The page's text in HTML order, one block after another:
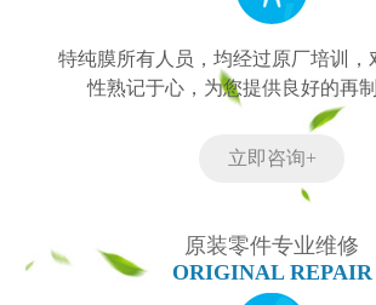
特纯膜所有人员，均经过原厂培训，
性熟记于心，为您提供良好的再
立即咨询+
原装零件专业维修
ORIGINAL REPAIR